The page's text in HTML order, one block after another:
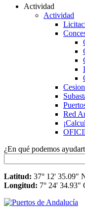
Actividad
Actividad
Red
¿En qué podemos
Latitud: 37° 12' 35.09"
Longitud: 7° 24' 34.93"